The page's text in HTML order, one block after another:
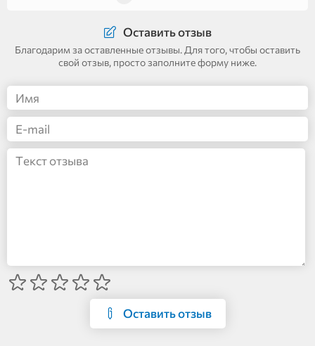
Оставить отзыв
Благодарим за оставленные отзывы. Для того, чтобы оставить
свой отзыв, просто заполните форму ниже.
Оставить отзыв